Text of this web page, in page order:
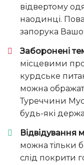
відвертому
наодинці.
запорука
Заборонені
місцевими
курдське
можна
Туреччини
будь-які
Відвідування
можна тільки
слід покрити